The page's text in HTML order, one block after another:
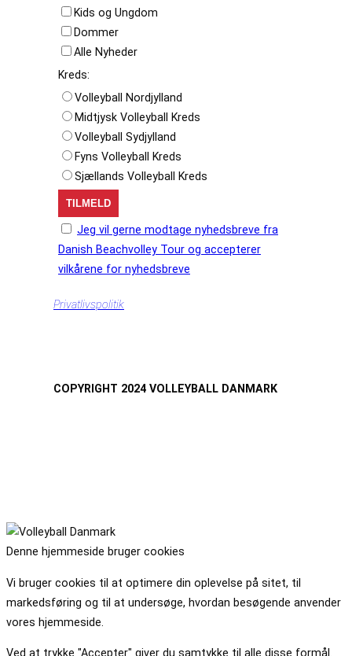
Kids og Ungdom
Dommer
Alle Nyheder
Kreds:
Volleyball Nordjylland
Midtjysk Volleyball Kreds
Volleyball Sydjylland
Fyns Volleyball Kreds
Sjællands Volleyball Kreds
Jeg vil gerne modtage nyhedsbreve fra
Danish Beachvolley Tour og accepterer
vilkårene for nyhedsbreve
Privatlivspolitik
COPYRIGHT 2024 VOLLEYBALL DANMARK
Denne hjemmeside bruger cookies
Vi bruger cookies til at optimere din oplevelse på sitet, til
markedsføring og til at undersøge, hvordan besøgende anvender
vores hjemmeside.
Ved at trykke "Accepter" giver du samtykke til alle disse formål.